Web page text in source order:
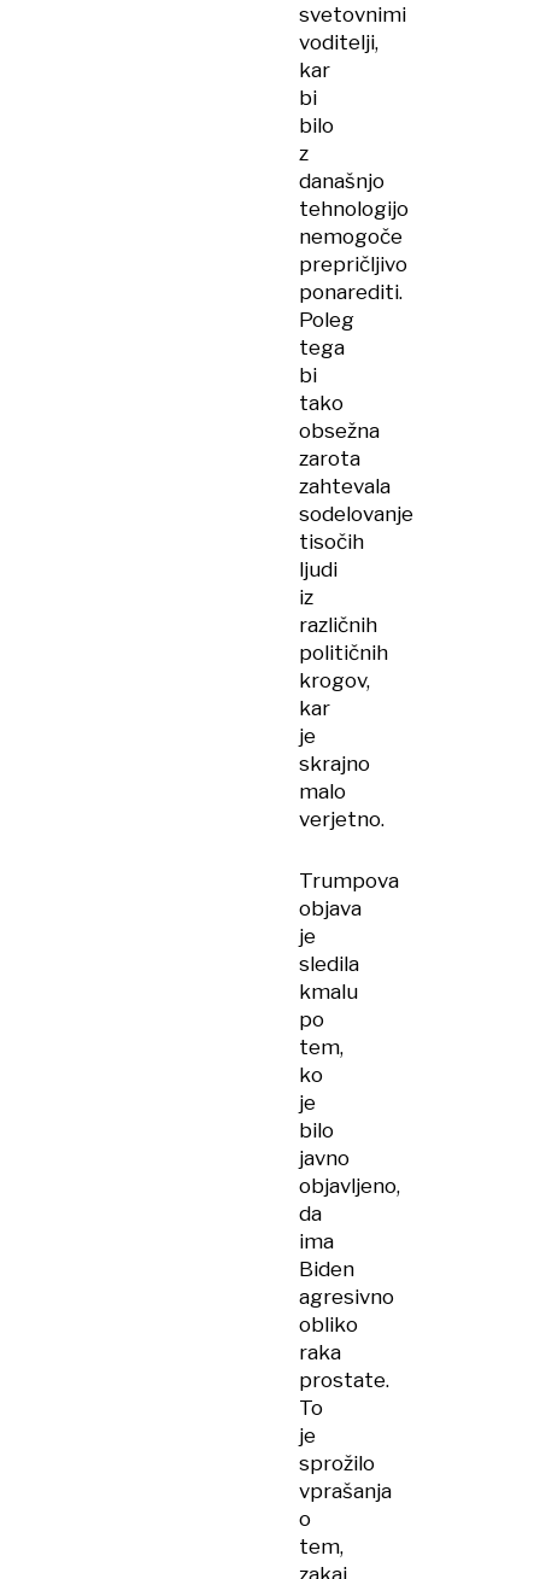
svetovnimi
voditelji,
kar
bi
bilo
z
današnjo
tehnologijo
nemogoče
prepričljivo
ponarediti.
Poleg
tega
bi
tako
obsežna
zarota
zahtevala
sodelovanje
tisočih
ljudi
iz
različnih
političnih
krogov,
kar
je
skrajno
malo
verjetno.
Trumpova
objava
je
sledila
kmalu
po
tem,
ko
je
bilo
javno
objavljeno,
da
ima
Biden
agresivno
obliko
raka
prostate.
To
je
sprožilo
vprašanja
o
tem,